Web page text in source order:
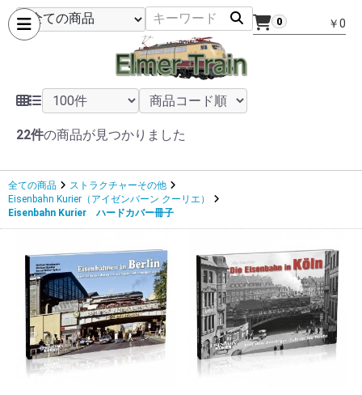
0 ￥0
22件の商品が見つかりました
全ての商品
ストラクチャーその他
Eisenbahn Kurier（アイゼンバーン クーリエ）
Eisenbahn Kurier ハードカバー冊子